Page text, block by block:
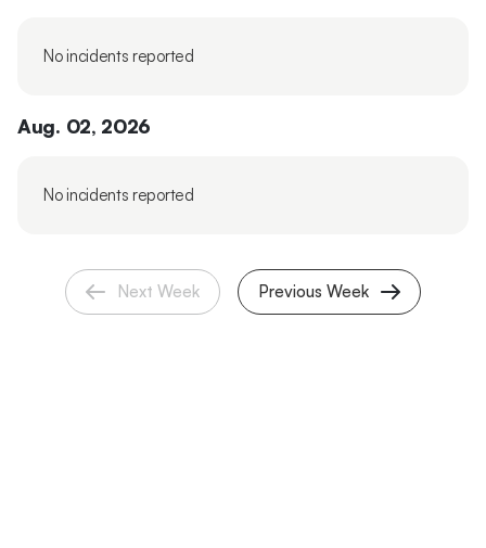
No incidents reported
Aug. 02, 2026
No incidents reported
Next Week Previous Week